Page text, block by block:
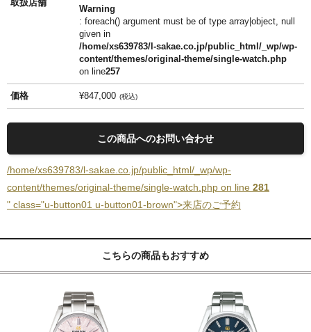
取扱店舗
Warning
: foreach() argument must be of type array|object, null
given in
/home/xs639783/l-sakae.co.jp/public_html/_wp/wp-
content/themes/original-theme/single-watch.php
on line257
価格 ¥847,000 税込
この商品へのお問い合わせ
/home/xs639783/l-sakae.co.jp/public_html/_wp/wp-
content/themes/original-theme/single-watch.php on line 281
" class="u-button01 u-button01-brown">来店のご予約
こちらの商品もおすすめ